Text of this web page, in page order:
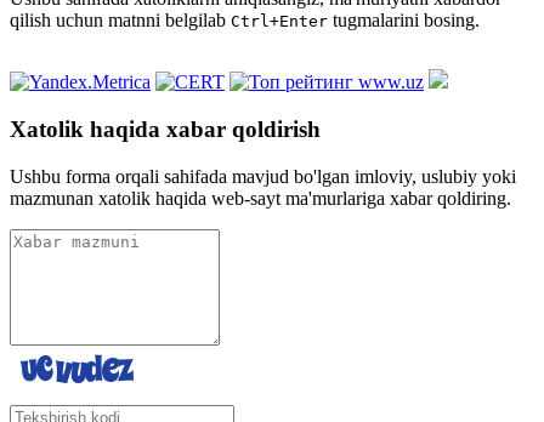
qilish uchun matnni belgilab Ctrl+Enter tugmalarini bosing.
Xatolik haqida xabar qoldirish
Ushbu forma orqali sahifada mavjud bo'lgan imloviy, uslubiy yoki
mazmunan xatolik haqida web-sayt ma'murlariga xabar qoldiring.